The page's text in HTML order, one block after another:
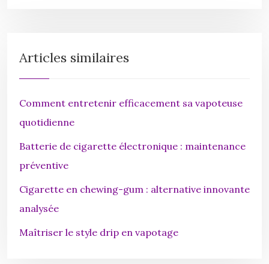
Articles similaires
Comment entretenir efficacement sa vapoteuse
quotidienne
Batterie de cigarette électronique : maintenance
préventive
Cigarette en chewing-gum : alternative innovante
analysée
Maîtriser le style drip en vapotage